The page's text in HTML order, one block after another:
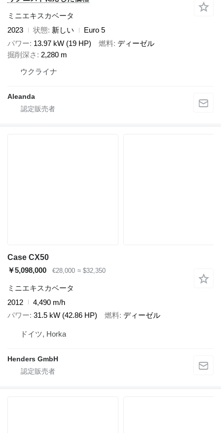
ミニエキスカベータ
2023
状態 新しい
Euro 5
パワー 13.97 kW (19 HP) 燃料 ディーゼル
掘削深さ
2,280 m
ウクライナ
Aleanda
Case CX50
￥5,098,000
€28,000 ≈ $32,350
ミニエキスカベータ
2012
4,490 m/h
パワー 31.5 kW (42.86 HP) 燃料 ディーゼル
ドイツ, Horka
Henders GmbH